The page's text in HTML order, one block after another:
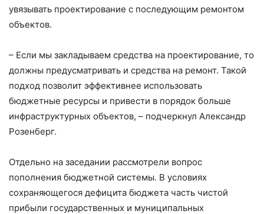
увязывать проектирование с последующим ремонтом
объектов.
– Если мы закладываем средства на проектирование, то
должны предусматривать и средства на ремонт. Такой
подход позволит эффективнее использовать
бюджетные ресурсы и привести в порядок больше
инфраструктурных объектов, – подчеркнул Александр
Розенберг.
Отдельно на заседании рассмотрели вопрос
пополнения бюджетной системы. В условиях
сохраняющегося дефицита бюджета часть чистой
прибыли государственных и муниципальных